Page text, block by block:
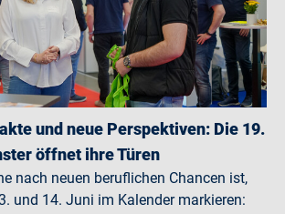
und neue Perspektiven: Die 19.
öffnet ihre Türen
nach neuen beruflichen Chancen ist,
und 14. Juni im Kalender markieren: